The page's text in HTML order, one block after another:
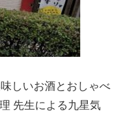
しいお酒とおしゃべ
先生による九星気